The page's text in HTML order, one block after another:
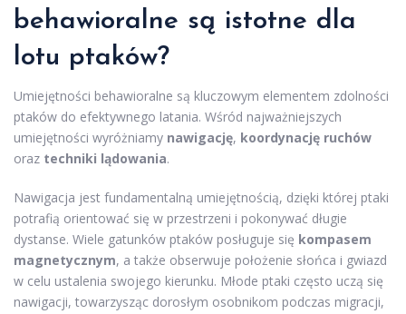
behawioralne są istotne dla
lotu ptaków?
Umiejętności behawioralne są kluczowym elementem zdolności
ptaków do efektywnego latania. Wśród najważniejszych
umiejętności wyróżniamy nawigację, koordynację ruchów
oraz techniki lądowania.
Nawigacja jest fundamentalną umiejętnością, dzięki której ptaki
potrafią orientować się w przestrzeni i pokonywać długie
dystanse. Wiele gatunków ptaków posługuje się kompasem
magnetycznym, a także obserwuje położenie słońca i gwiazd
w celu ustalenia swojego kierunku. Młode ptaki często uczą się
nawigacji, towarzysząc dorosłym osobnikom podczas migracji,